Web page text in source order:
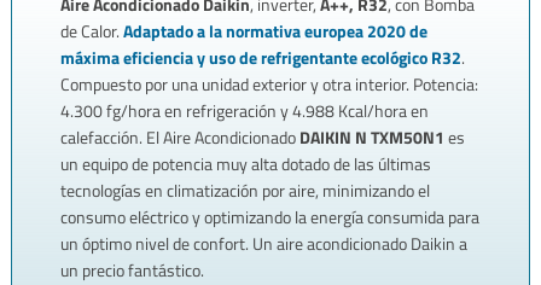
de Calor.Adaptado a la normativa europea 2020 de
máxima eficiencia y uso de refrigentante ecológico R32.
Compuesto por una unidad exterior y otra interior. Potencia:
4.300 fg/hora en refrigeración y 4.988 Kcal/hora en
calefacción. El Aire AcondicionadoDAIKIN N TXM50N1 es
un equipo de potencia muy alta dotado de las últimas
tecnologías en climatización por aire, minimizando el
consumo eléctrico y optimizando la energía consumida para
un óptimo nivel de confort. Un aire acondicionado Daikin a
un precio fantástico.